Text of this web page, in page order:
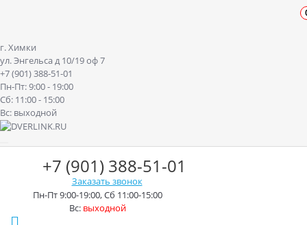
г. Химки
ул. Энгельса д 10/19 оф 7
+7 (901) 388-51-01
Пн-Пт: 9:00 - 19:00
Сб: 11:00 - 15:00
Вс: выходной
+7 (901) 388-51-01
Заказать звонок
Пн-Пт 9:00-19:00, Сб 11:00-15:00
Вс: выходной